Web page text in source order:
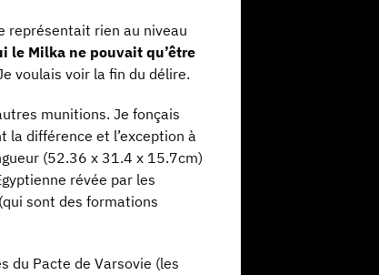
représentait rien au niveau
le Milka ne pouvait qu’être
voulais voir la fin du délire.
munitions. Je fonçais
différence et l’exception à
(52.36 x 31.4 x 15.7cm)
révée par les
sont des formations
du Pacte de Varsovie (les